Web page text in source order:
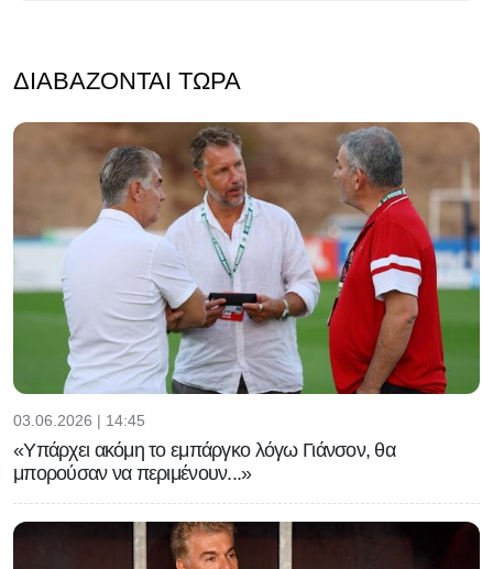
ΔΙΑΒΆΖΟΝΤΑΙ ΤΏΡΑ
03.06.2026 | 14:45
«Υπάρχει ακόμη το εμπάργκο λόγω Γιάνσον, θα
μπορούσαν να περιμένουν...»